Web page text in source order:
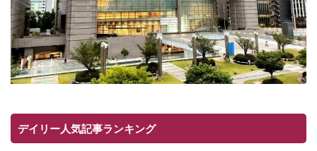
デイリー人気記事ランキング